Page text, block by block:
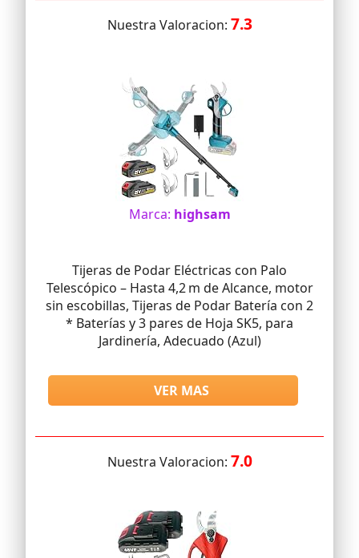
Nuestra Valoracion: 7.3
Marca: highsam
Tijeras de Podar Eléctricas con Palo
Telescópico – Hasta 4,2 m de Alcance, motor
sin escobillas, Tijeras de Podar Batería con 2
* Baterías y 3 pares de Hoja SK5, para
Jardinería, Adecuado (Azul)
VER MAS
Nuestra Valoracion: 7.0